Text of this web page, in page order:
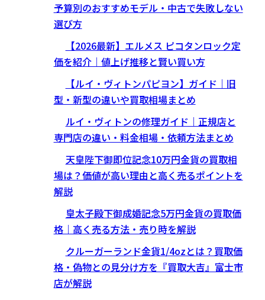
予算別のおすすめモデル・中古で失敗しない
選び方
【2026最新】エルメス ピコタンロック定
価を紹介｜値上げ推移と賢い買い方
【ルイ・ヴィトンパピヨン】ガイド｜旧
型・新型の違いや買取相場まとめ
ルイ・ヴィトンの修理ガイド｜正規店と
専門店の違い・料金相場・依頼方法まとめ
天皇陛下御即位記念10万円金貨の買取相
場は？価値が高い理由と高く売るポイントを
解説
皇太子殿下御成婚記念5万円金貨の買取価
格｜高く売る方法・売り時を解説
クルーガーランド金貨1/4ozとは？買取価
格・偽物との見分け方を『買取大吉』富士市
店が解説